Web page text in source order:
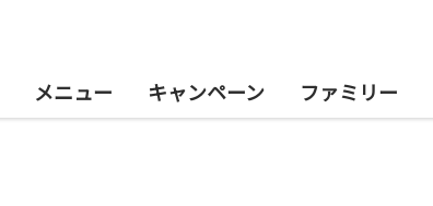
メニュー キャンペーン ファミリー